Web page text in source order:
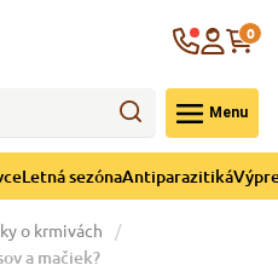
Menu
0
Letná sezónaAntiparazitiká
o krmivách
a mačiek?